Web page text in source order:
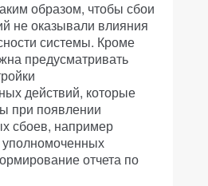
образом, чтобы сбои
не оказывали влияния
системы. Кроме
предусматривать
действий, которые
при появлении
сбоев, например
отчета по